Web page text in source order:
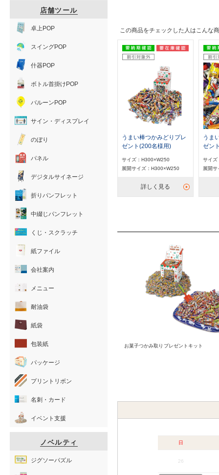
この商品をチェックした人はこんな
うまい棒つかみどりプレ
ゼント(200名様用)
サイズ：H300×W250
展開サイズ：H300×W250
詳しく見る
うま
ゼン
サイズ
展開サ
お菓子つかみ取りプレゼントキット
日
26
店舗ツール
卓上POP
スイングPOP
什器POP
ボトル首掛けPOP
バルーンPOP
サイン・ディスプレイ
のぼり
パネル
デジタルサイネージ
折りパンフレット
中綴じパンフレット
くじ・スクラッチ
紙ファイル
会社案内
メニュー
耐油袋
紙袋
包装紙
パッケージ
プリントリボン
名刺・カード
イベント支援
ノベルティ
ジグソーパズル